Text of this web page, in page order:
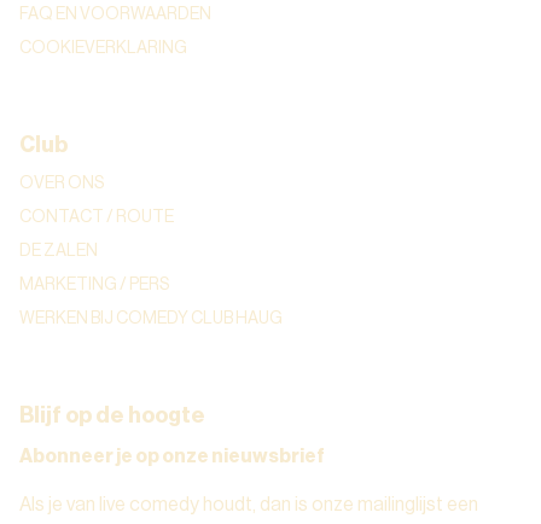
FAQ EN VOORWAARDEN
COOKIEVERKLARING
Club
OVER ONS
CONTACT / ROUTE
DE ZALEN
MARKETING / PERS
WERKEN BIJ COMEDY CLUB HAUG
Blijf op de hoogte
Abonneer je op onze nieuwsbrief
Als je van live comedy houdt, dan is onze mailinglijst een